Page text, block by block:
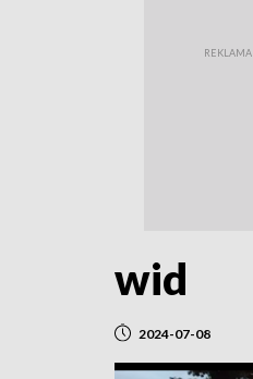
wid
2024-07-08